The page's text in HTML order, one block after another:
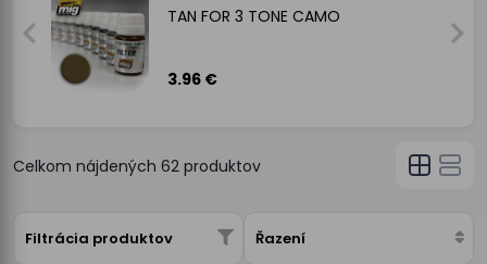
TAN FOR 3 TONE CAMO
3.96 €
Celkom nájdených 62 produktov
Filtrácia produktov Řazení